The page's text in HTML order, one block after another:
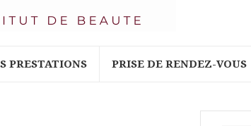
PRESTATIONS PRISE DE RENDEZ-VOUS